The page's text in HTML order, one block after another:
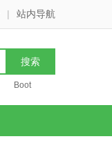
| 站内导航
Boot